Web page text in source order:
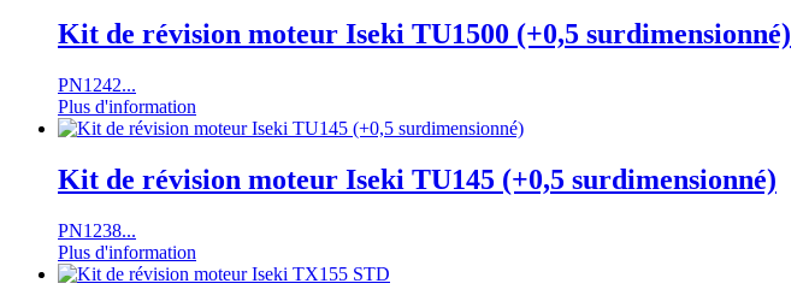
Kit de révision moteur Iseki TU1500 (+0,5 surdimensionné)
PN1242...
Plus d'information
Kit de révision moteur Iseki TU145 (+0,5 surdimensionné)
PN1238...
Plus d'information